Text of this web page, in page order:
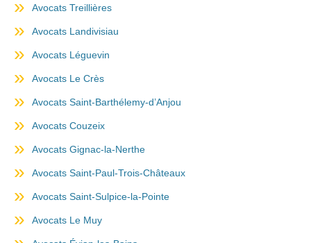
Avocats Treillières
Avocats Landivisiau
Avocats Léguevin
Avocats Le Crès
Avocats Saint-Barthélemy-d’Anjou
Avocats Couzeix
Avocats Gignac-la-Nerthe
Avocats Saint-Paul-Trois-Châteaux
Avocats Saint-Sulpice-la-Pointe
Avocats Le Muy